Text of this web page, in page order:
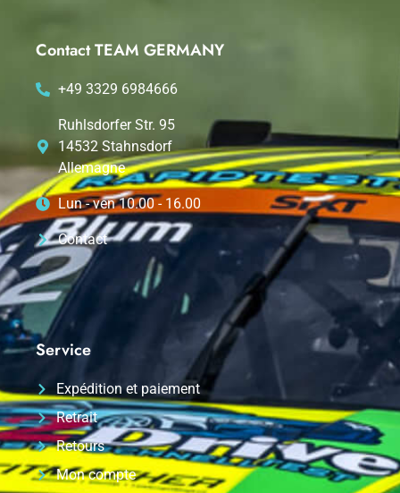
Contact TEAM GERMANY
+49 3329 6984666
Ruhlsdorfer Str. 95
14532 Stahnsdorf
Allemagne
Lun - ven 10.00 - 16.00
Contact
Service
Expédition et paiement
Retrait
Retours
Mon compte